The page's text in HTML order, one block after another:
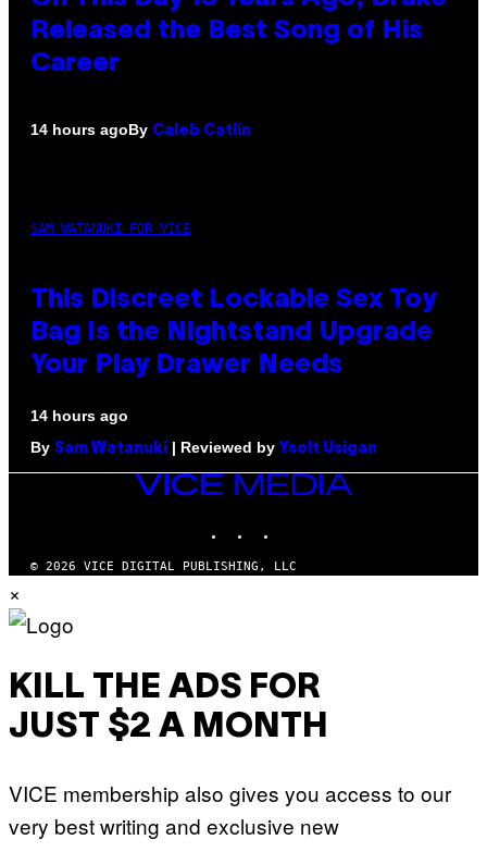
Released the Best Song of His
Career
14 hours agoBy Caleb Catlin
SAM WATANUKI FOR VICE
This Discreet Lockable Sex Toy
Bag Is the Nightstand Upgrade
Your Play Drawer Needs
14 hours ago
By Sam Watanuki | Reviewed by Ysolt Usigan
VICE
MEDIA
© 2026 VICE DIGITAL PUBLISHING, LLC
×
KILL THE ADS FOR
JUST $2 A MONTH
VICE membership also gives you access to our
very best writing and exclusive new